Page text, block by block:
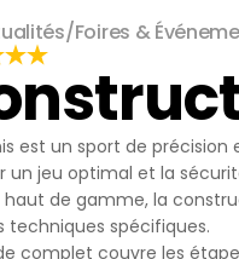
/Foires &
est un sport de
un jeu optimal et la
haut de gamme, la
techniques spécifiques.
complet couvre les
getirmek.
3.1.Oturum
Oturum
sürekliliğini